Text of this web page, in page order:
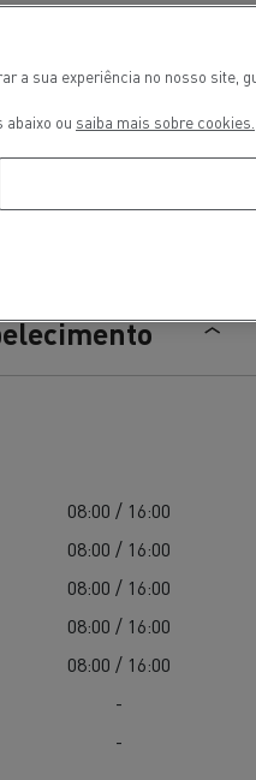
08:00 / 16:00
08:00 / 16:00
08:00 / 16:00
08:00 / 16:00
08:00 / 16:00
-
-
a sua experiência no nosso site,
abaixo ou saiba mais sobre cookies.